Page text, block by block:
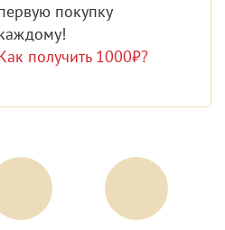
покупку
получить 1000₽?